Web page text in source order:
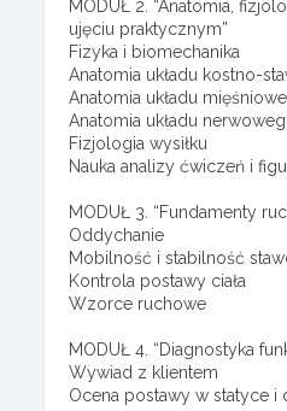
MODUŁ 2. “Anatomia,
ujęciu praktycznym”
Fizyka i biomechanika
Anatomia układu kostno-
Anatomia układu
Anatomia układu
Fizjologia wysiłku
Nauka analizy ćwiczeń i
MODUŁ 3. “Fundamenty
Oddychanie
Mobilność i stabilność
Kontrola postawy ciała
Wzorce ruchowe
MODUŁ 4. “Diagnostyka
Wywiad z klientem
Ocena postawy w statyce i